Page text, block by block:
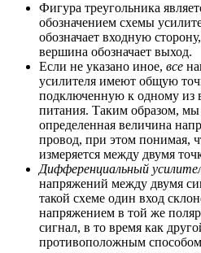
Фигура треугольника
обозначением схемы
обозначает входную
вершина обозначает выход.
Если не указано иное, все
усилителя имеют общую
подключенную к одному из
питания. Таким образом,
определенная величина
провод, при этом понимая,
измеряется между двумя
Дифференциальный
напряжений между двумя
такой схеме один вход
напряжением в той же
сигнал, в то время как
противоположным